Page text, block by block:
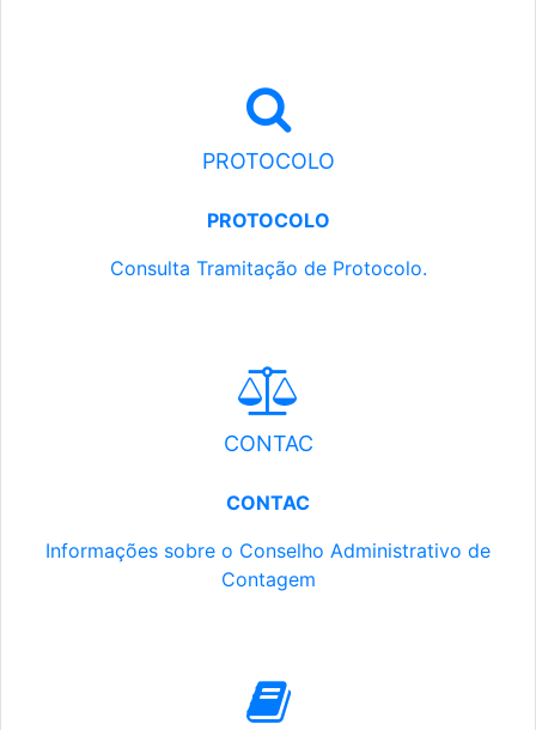
PROTOCOLO
PROTOCOLO
Consulta Tramitação de Protocolo.
CONTAC
CONTAC
Informações sobre o Conselho Administrativo de
Contagem